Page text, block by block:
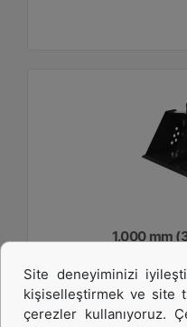
1.000 mm
Genişlik :
39.4 inç -
Site deneyiminizi
kişiselleştirmek ve site
çerezler kullanıyoruz.